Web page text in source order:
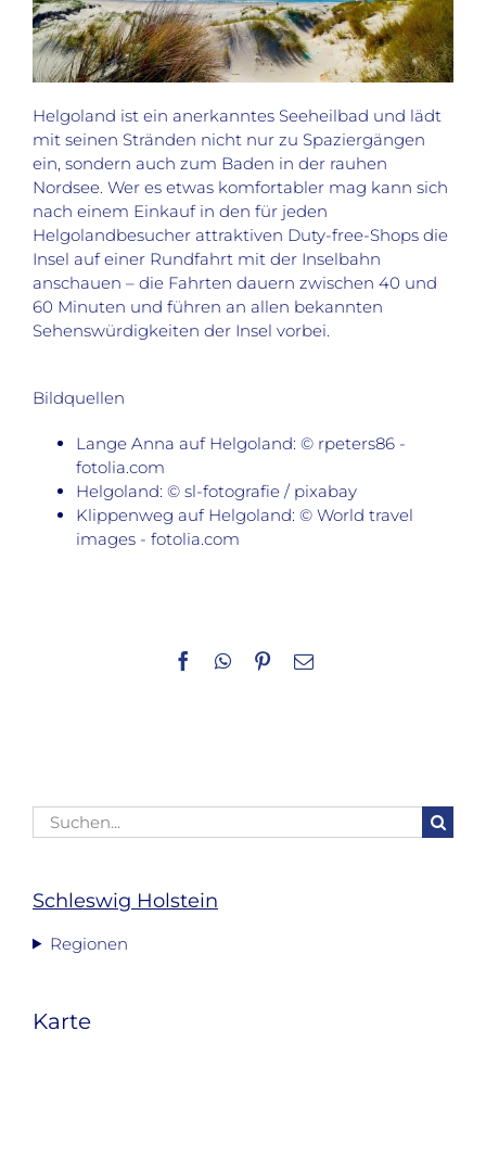
Helgoland ist ein anerkanntes Seeheilbad und lädt
mit seinen Stränden nicht nur zu Spaziergängen
ein, sondern auch zum Baden in der rauhen
Nordsee. Wer es etwas komfortabler mag kann sich
nach einem Einkauf in den für jeden
Helgolandbesucher attraktiven Duty-free-Shops die
Insel auf einer Rundfahrt mit der Inselbahn
anschauen – die Fahrten dauern zwischen 40 und
60 Minuten und führen an allen bekannten
Sehenswürdigkeiten der Insel vorbei.
Bildquellen
Lange Anna auf Helgoland: © rpeters86 -
fotolia.com
Helgoland: © sl-fotografie / pixabay
Klippenweg auf Helgoland: © World travel
images - fotolia.com
Facebook
WhatsApp
Pinterest
E-
Suche
nach:
Schleswig Holstein
Regionen
Karte